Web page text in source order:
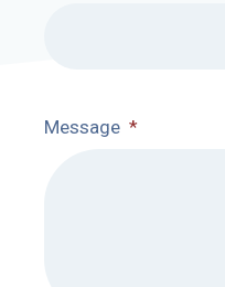
Message *